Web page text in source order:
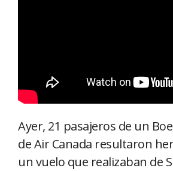
Ayer, 21 pasajeros de un
de Air Canada resultaron
un vuelo que realizaban de